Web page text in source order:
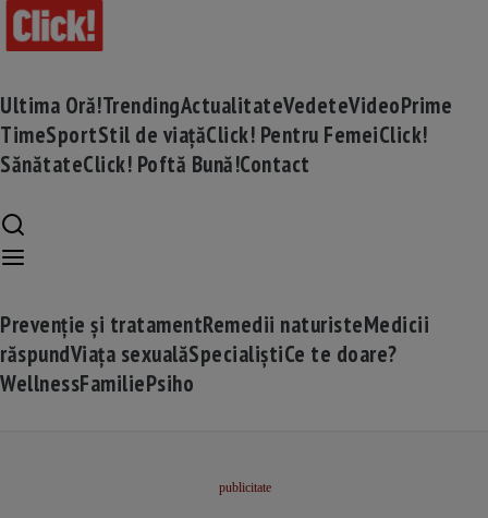
Ultima Oră!TrendingActualitateVedeteVideoPrime
TimeSportStil de viațăClick! Pentru FemeiClick!
SănătateClick! Poftă Bună!Contact
Prevenție și tratamentRemedii naturisteMedicii
răspundViața sexualăSpecialiștiCe te doare?
WellnessFamiliePsiho